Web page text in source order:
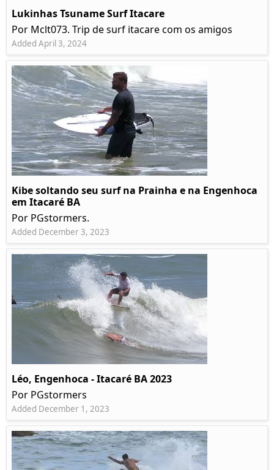
Lukinhas Tsuname Surf Itacare
Por Mclt073. Trip de surf itacare com os amigos
Added April 3, 2024
Kibe soltando seu surf na Prainha e na Engenhoca
em Itacaré BA
Por PGstormers.
Added December 3, 2023
Léo, Engenhoca - Itacaré BA 2023
Por PGstormers
Added December 1, 2023